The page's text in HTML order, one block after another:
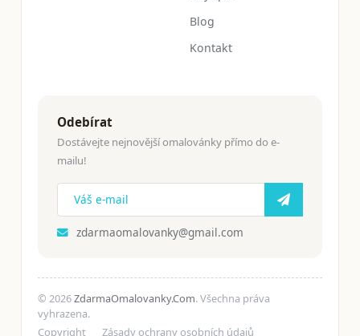
Blog
Kontakt
Odebírat
Dostávejte nejnovější omalovánky přímo do e-
mailu!
zdarmaomalovanky@gmail.com
© 2026ZdarmaOmalovanky.Com. Všechna práva
vyhrazena.
Copyright
Zásady ochrany osobních údajů